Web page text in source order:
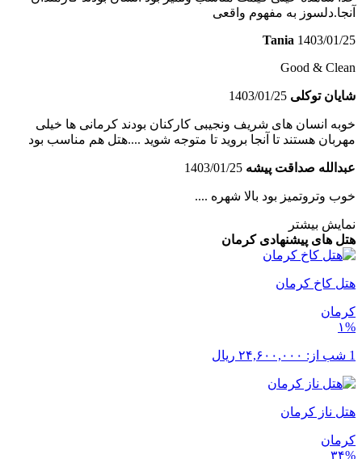
آنجا.دلسوز به مفهوم واقعی
Tania 1403/01/25
Good & Clean
شایان توکلی 1403/01/25
خوبه انسان های شریف ونجیبی کارکنان بودند کرمانی ها خیلی
مهربان هستند تا آنجا بروید تا متوجه شوید ....هتل هم مناسب بود
عبدالله صداقت پیشه 1403/01/25
خوب وتروتمیز بود بالا شهره ....
نمایش بیشتر
هتل های پیشنهادی کرمان
هتل کاخ کرمان
کرمان
۱%
1 شب از: ۲۴,۶۰۰,۰۰۰ ریال
هتل ناز کرمان
کرمان
۳۴%